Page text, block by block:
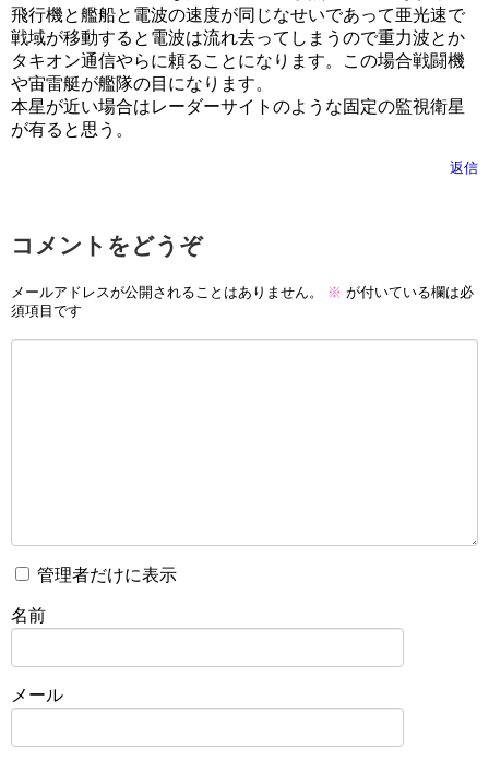
飛行機と艦船と電波の速度が同じなせいであって亜光速で
戦域が移動すると電波は流れ去ってしまうので重力波とか
タキオン通信やらに頼ることになります。この場合戦闘機
や宙雷艇が艦隊の目になります。
本星が近い場合はレーダーサイトのような固定の監視衛星
が有ると思う。
返信
コメントをどうぞ
メールアドレスが公開されることはありません。 ※ が付いている欄は必
須項目です
管理者だけに表示
名前
メール